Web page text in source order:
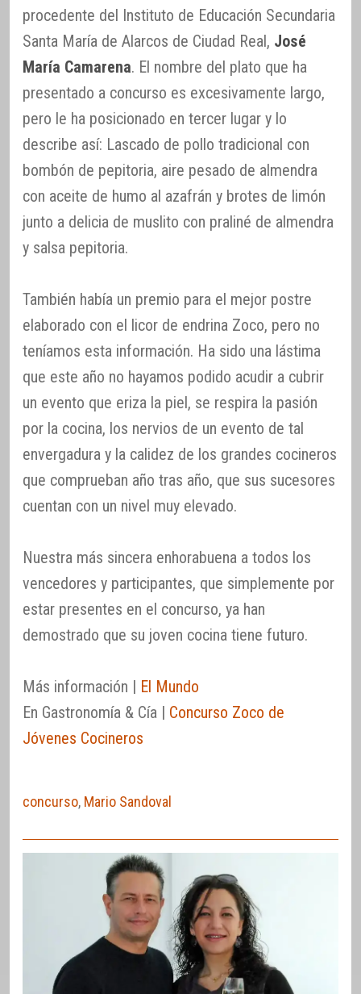
procedente del Instituto de Educación Secundaria
Santa María de Alarcos de Ciudad Real, José
María Camarena. El nombre del plato que ha
presentado a concurso es excesivamente largo,
pero le ha posicionado en tercer lugar y lo
describe así: Lascado de pollo tradicional con
bombón de pepitoria, aire pesado de almendra
con aceite de humo al azafrán y brotes de limón
junto a delicia de muslito con praliné de almendra
y salsa pepitoria.
También había un premio para el mejor postre
elaborado con el licor de endrina Zoco, pero no
teníamos esta información. Ha sido una lástima
que este año no hayamos podido acudir a cubrir
un evento que eriza la piel, se respira la pasión
por la cocina, los nervios de un evento de tal
envergadura y la calidez de los grandes cocineros
que comprueban año tras año, que sus sucesores
cuentan con un nivel muy elevado.
Nuestra más sincera enhorabuena a todos los
vencedores y participantes, que simplemente por
estar presentes en el concurso, ya han
demostrado que su joven cocina tiene futuro.
Más información | El Mundo
En Gastronomía & Cía | Concurso Zoco de
Jóvenes Cocineros
concurso, Mario Sandoval